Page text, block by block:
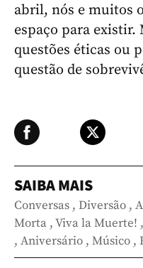
abril, nós e muitos
espaço para existir.
questões éticas ou
questão de
SAIBA MAIS
Conversas , Diversão ,
Morta ,Viva la Muerte! ,
, Aniversário , Músico ,